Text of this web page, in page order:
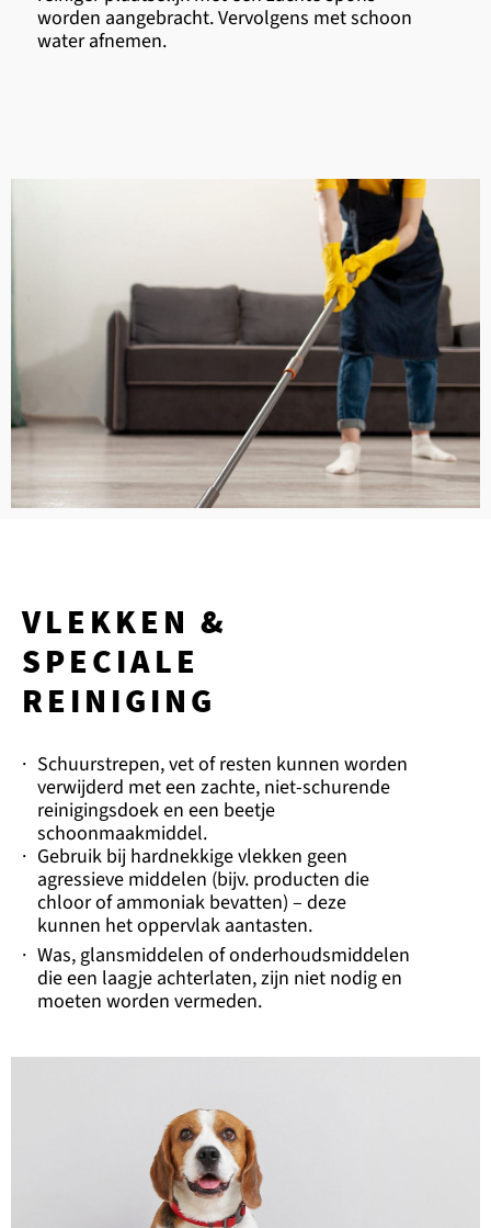
worden aangebracht. Vervolgens met schoon
water afnemen.
VLEKKEN &
SPECIALE
REINIGING
· Schuurstrepen, vet of resten kunnen worden
verwijderd met een zachte, niet-schurende
reinigingsdoek en een beetje
schoonmaakmiddel.
· Gebruik bij hardnekkige vlekken geen
agressieve middelen (bijv. producten die
chloor of ammoniak bevatten) – deze
kunnen het oppervlak aantasten.
· Was, glansmiddelen of onderhoudsmiddelen
die een laagje achterlaten, zijn niet nodig en
moeten worden vermeden.